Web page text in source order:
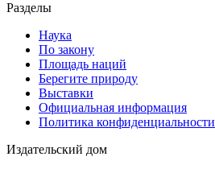
Разделы
Наука
По закону
Площадь наций
Берегите природу
Выставки
Официальная информация
Политика конфиденциальности
Издательский дом